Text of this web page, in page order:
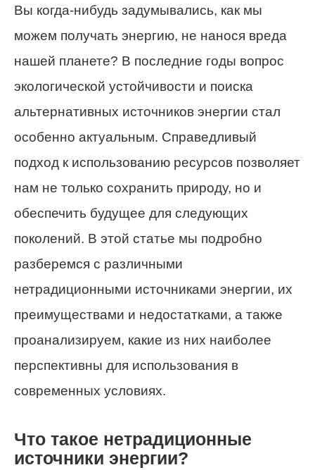
Вы когда-нибудь задумывались, как мы
можем получать энергию, не нанося вреда
нашей планете? В последние годы вопрос
экологической устойчивости и поиска
альтернативных источников энергии стал
особенно актуальным. Справедливый
подход к использованию ресурсов позволяет
нам не только сохранить природу, но и
обеспечить будущее для следующих
поколений. В этой статье мы подробно
разберемся с различными
нетрадиционными источниками энергии, их
преимуществами и недостатками, а также
проанализируем, какие из них наиболее
перспективны для использования в
современных условиях.
Что такое нетрадиционные
источники энергии?